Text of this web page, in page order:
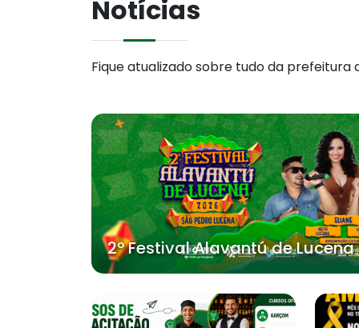
Notícias
Fique atualizado sobre tudo da prefeitura
2º Festival Alavantú de